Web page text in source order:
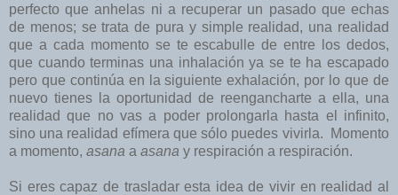
perfecto que anhelas ni a recuperar un pasado que echas
de menos; se trata de pura y simple realidad, una realidad
que a cada momento se te escabulle de entre los dedos,
que cuando terminas una inhalación ya se te ha escapado
pero que continúa en la siguiente exhalación, por lo que de
nuevo tienes la oportunidad de reengancharte a ella, una
realidad que no vas a poder prolongarla hasta el infinito,
sino una realidad efímera que sólo puedes vivirla. Momento
a momento, asana a asana y respiración a respiración.
Si eres capaz de trasladar esta idea de vivir en realidad al